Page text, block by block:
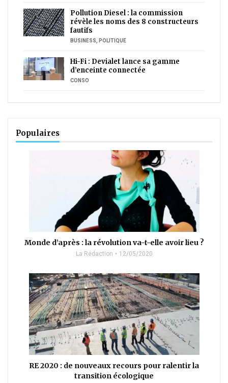
Pollution Diesel : la commission
révèle les noms des 8 constructeurs
fautifs
BUSINESS, POLITIQUE
Hi-Fi : Devialet lance sa gamme
d’enceinte connectée
CONSO
Populaires
Monde d’après : la révolution va-t-elle avoir lieu ?
La Rédaction 12/05/2020
RE 2020 : de nouveaux recours pour ralentir la
transition écologique